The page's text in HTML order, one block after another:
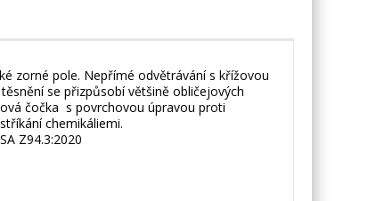
zorné pole. Nepřímé odvětrávání s křížovou
se přizpůsobí většině obličejových
čočka s povrchovou úpravou proti
chemikáliemi.
Z94.3:2020